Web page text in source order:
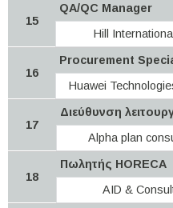
15
QA/QC Manager
Hill
16
Procurement
Huawei
17
Διεύθυνση
Alpha plan
18
Πωλητής HORECA
AID &